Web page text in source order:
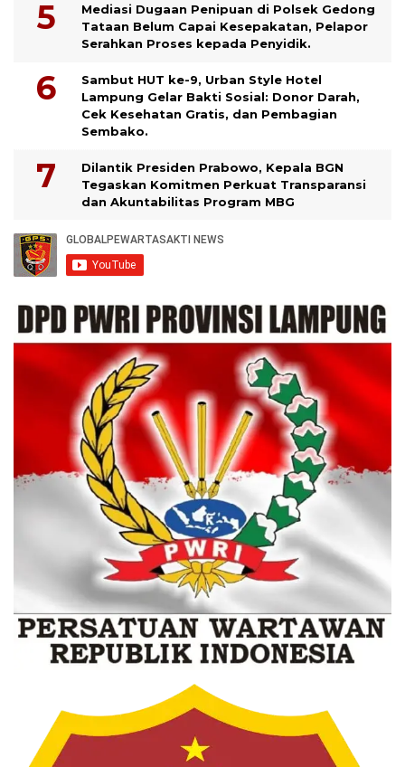
Mediasi Dugaan Penipuan di Polsek Gedong
Tataan Belum Capai Kesepakatan, Pelapor
Serahkan Proses kepada Penyidik.
Sambut HUT ke-9, Urban Style Hotel
Lampung Gelar Bakti Sosial: Donor Darah,
Cek Kesehatan Gratis, dan Pembagian
Sembako.
Dilantik Presiden Prabowo, Kepala BGN
Tegaskan Komitmen Perkuat Transparansi
dan Akuntabilitas Program MBG